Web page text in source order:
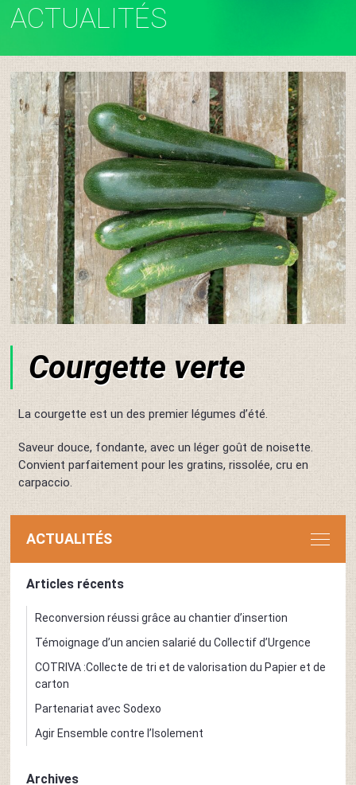
ACTUALITÉS
Courgette verte
La courgette est un des premier légumes d’été.
Saveur douce, fondante, avec un léger goût de noisette.
Convient parfaitement pour les gratins, rissolée, cru en
carpaccio.
ACTUALITÉS
Articles récents
Reconversion réussi grâce au chantier d’insertion
Témoignage d’un ancien salarié du Collectif d’Urgence
COTRIVA :Collecte de tri et de valorisation du Papier et de
carton
Partenariat avec Sodexo
Agir Ensemble contre l’Isolement
Archives